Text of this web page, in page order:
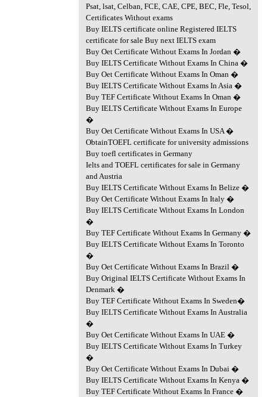
Psat, lsat, Celban, FCE, CAE, CPE, BEC, Fle, Tesol,
Certificates Without exams
Buy IELTS certificate online Registered IELTS
certificate for sale Buy next IELTS exam
Buy Oet Certificate Without Exams In Jordan �
Buy IELTS Certificate Without Exams In China �
Buy Oet Certificate Without Exams In Oman �
Buy IELTS Certificate Without Exams In Asia �
Buy TEF Certificate Without Exams In Oman �
Buy IELTS Certificate Without Exams In Europe
�
Buy Oet Certificate Without Exams In USA �
ObtainTOEFL certificate for university admissions
Buy toefl certificates in Germany
Ielts and TOEFL certificates for sale in Germany
and Austria
Buy IELTS Certificate Without Exams In Belize �
Buy Oet Certificate Without Exams In Italy �
Buy IELTS Certificate Without Exams In London
�
Buy TEF Certificate Without Exams In Germany �
Buy IELTS Certificate Without Exams In Toronto
�
Buy Oet Certificate Without Exams In Brazil �
Buy Original IELTS Certificate Without Exams In
Denmark �
Buy TEF Certificate Without Exams In Sweden�
Buy IELTS Certificate Without Exams In Australia
�
Buy Oet Certificate Without Exams In UAE �
Buy IELTS Certificate Without Exams In Turkey
�
Buy Oet Certificate Without Exams In Dubai �
Buy IELTS Certificate Without Exams In Kenya �
Buy TEF Certificate Without Exams In France �